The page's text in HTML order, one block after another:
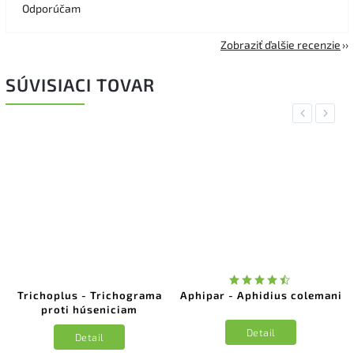
Odporúčam
Zobraziť ďalšie recenzie
SÚVISIACI TOVAR
Previous
Trichoplus - Trichograma
proti húseniciam
Detail
Aphipar - Aphidius colemani
Detail
Next